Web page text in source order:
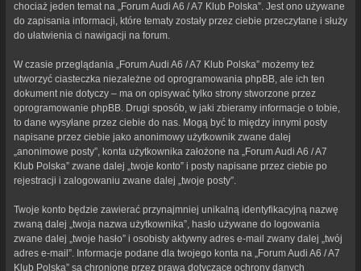
chociaż jeden temat na „Forum Audi A6 / A7 Klub Polska”. Jest ono używane
do zapisania informacji, które tematy zostały przez ciebie przeczytane i służy
do ułatwienia ci nawigacji na forum.
W czasie przeglądania „Forum Audi A6 / A7 Klub Polska” możemy też
utworzyć ciasteczka niezależne od oprogramowania phpBB, ale ich ten
dokument nie dotyczy – ma on opisywać tylko strony stworzone przez
oprogramowanie phpBB. Drugi sposób, w jaki zbieramy informacje o tobie,
to dane wysyłane przez ciebie do nas. Mogą być to między innymi posty
napisane przez ciebie jako anonimowy użytkownik zwane dalej
„anonimowe posty”, konta użytkownika założone na „Forum Audi A6 / A7
Klub Polska” zwane dalej „twoje konto” i posty napisane przez ciebie po
rejestracji i zalogowaniu zwane dalej „twoje posty”.
Twoje konto będzie zawierać przynajmniej unikalną identyfikacyjną nazwę
zwaną dalej „twoja nazwa użytkownika”, hasło używane do logowania
zwane dalej „twoje hasło” i osobisty aktywny adres e-mail zwany dalej „twój
adres e-mail”. Informacje podane dla twojego konta na „Forum Audi A6 / A7
Klub Polska” są chronione przez prawa dotyczące ochrony danych